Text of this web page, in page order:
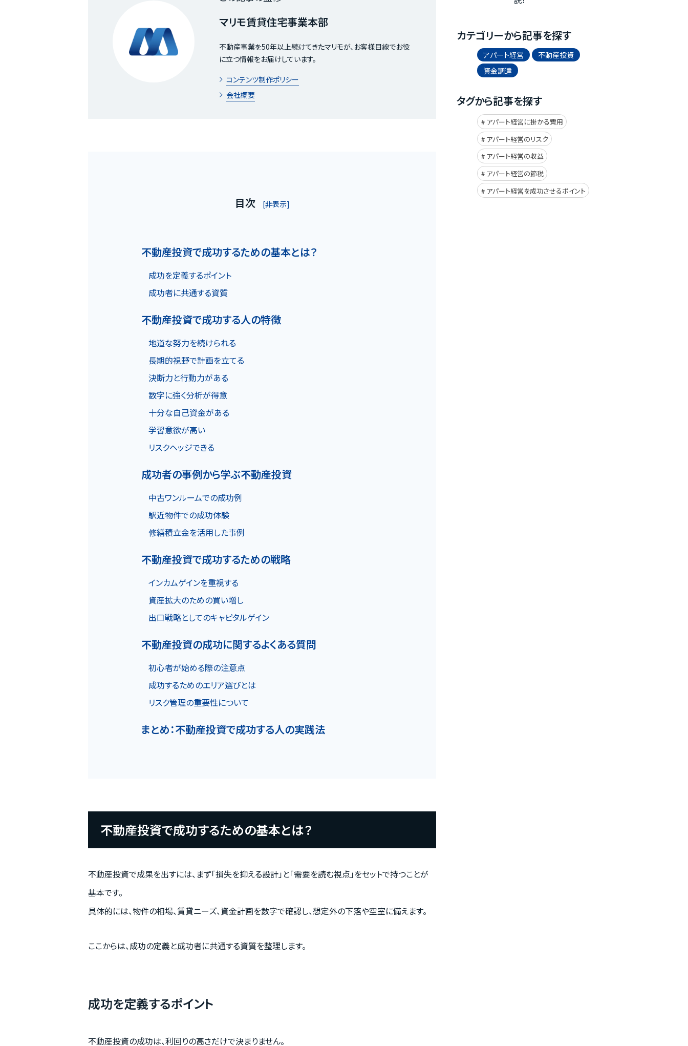
MOVEが選ばれる理由
名古屋・大阪・広島エリアの魅力
カスタマーハラスメントに関する基本方針
マリモ賃貸住宅事業本部
不動産事業を50年以上続けてきたマリモが、お客様目線でお役
に立つ情報をお届けしています。
コンテンツ制作ポリシー
会社概要
目次 [非表示]
不動産投資で成功するための基本とは？
成功を定義するポイント
成功者に共通する資質
不動産投資で成功する人の特徴
地道な努力を続けられる
長期的視野で計画を立てる
決断力と行動力がある
数字に強く分析が得意
十分な自己資金がある
学習意欲が高い
リスクヘッジできる
成功者の事例から学ぶ不動産投資
中古ワンルームでの成功例
駅近物件での成功体験
修繕積立金を活用した事例
不動産投資で成功するための戦略
インカムゲインを重視する
資産拡大のための買い増し
出口戦略としてのキャピタルゲイン
不動産投資の成功に関するよくある質問
初心者が始める際の注意点
成功するためのエリア選びとは
リスク管理の重要性について
まとめ：不動産投資で成功する人の実践法
不動産投資で成功するための基本とは？
不動産投資で成果を出すには、まず「損失を抑える設計」と「需要を読む視点」をセットで持つことが
基本です。
具体的には、物件の相場、賃貸ニーズ、資金計画を数字で確認し、想定外の下落や空室に備えます。
ここからは、成功の定義と成功者に共通する資質を整理します。
成功を定義するポイント
不動産投資の成功は、利回りの高さだけで決まりません。
カテゴリーから記事を探す
アパート経営
不動産投資
資金調達
タグから記事を探す
アパート経営に掛かる費用
アパート経営のリスク
アパート経営の収益
アパート経営の節税
アパート経営を成功させるポイント